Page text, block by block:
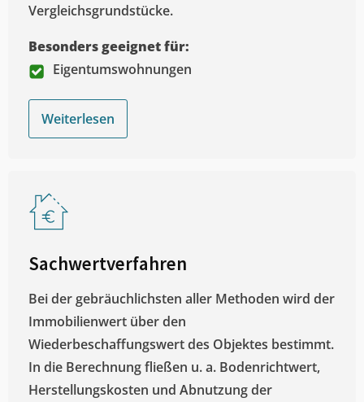
Vergleichsgrundstücke.
Besonders geeignet für:
Eigentumswohnungen
Weiterlesen
Sachwertverfahren
Bei der gebräuchlichsten aller Methoden wird der
Immobilienwert über den
Wiederbeschaffungswert des Objektes bestimmt.
In die Berechnung fließen u. a. Bodenrichtwert,
Herstellungskosten und Abnutzung der